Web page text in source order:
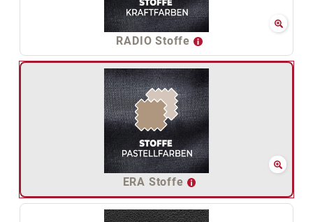
RADIO Stoffe
ERA Stoffe